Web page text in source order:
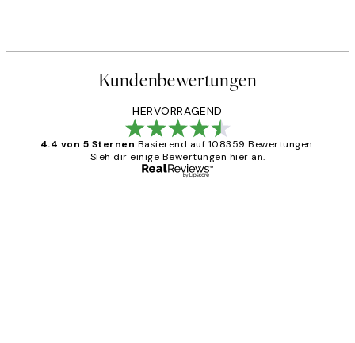
Kundenbewertungen
HERVORRAGEND
4.4 von 5 Sternen Basierend auf 108359 Bewertungen.
Sieh dir einige Bewertungen hier an.